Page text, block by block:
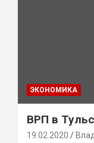
ЭКОНОМИКА
ВРП в
19.02.2020